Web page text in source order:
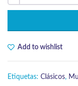
Add to wishlist
Etiquetas: Clásicos,